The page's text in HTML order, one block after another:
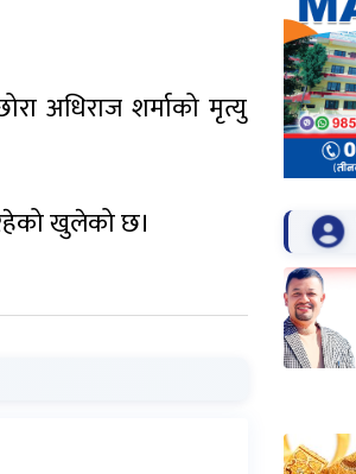
अधिराज शर्माको मृत्यु
खुलेको छ।